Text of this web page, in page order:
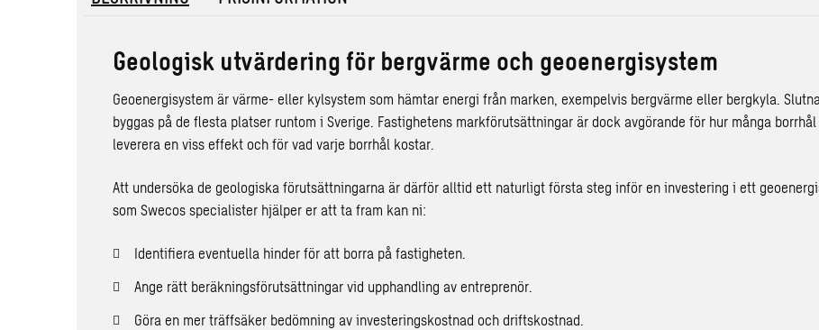
Geologisk utvärdering för bergvärme och geoenergisystem
Geoenergisystem är värme- eller kylsystem som hämtar energi från marken, exempelvis bergvärme eller bergkyla.
byggas på de flesta platser runtom i Sverige. Fastighetens markförutsättningar är dock avgörande för hur många
leverera en viss effekt och för vad varje borrhål kostar.
Att undersöka de geologiska förutsättningarna är därför alltid ett naturligt första steg inför en investering i ett
som Swecos specialister hjälper er att ta fram kan ni:
Identifiera eventuella hinder för att borra på fastigheten.
Ange rätt beräkningsförutsättningar vid upphandling av entreprenör.
Göra en mer träffsäker bedömning av investeringskostnad och driftskostnad.